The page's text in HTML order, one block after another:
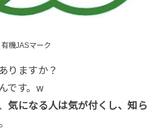
有機JASマーク
りますか？
です。w
気になる人は気が付くし、知ら